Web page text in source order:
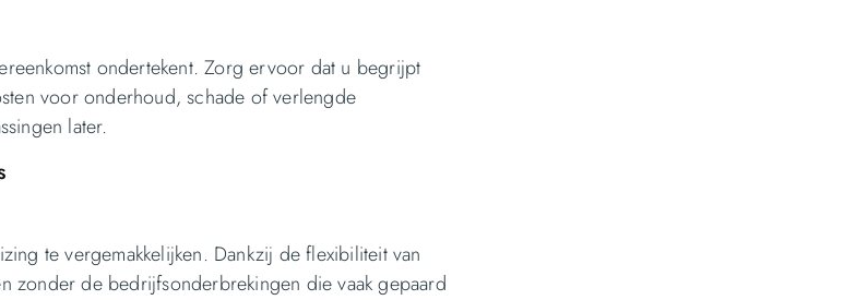
ondertekent. Zorg ervoor dat u begrijpt
voor onderhoud, schade of verlengde
later.
te vergemakkelijken. Dankzij de flexibiliteit van
zonder de bedrijfsonderbrekingen die vaak gepaard